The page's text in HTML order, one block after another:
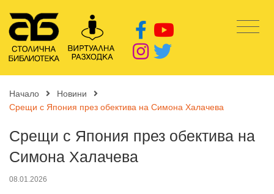
Начало
Новини
Срещи с Япония през обектива на Симона Халачева
Срещи с Япония през обектива на
Симона Халачева
08.01.2026